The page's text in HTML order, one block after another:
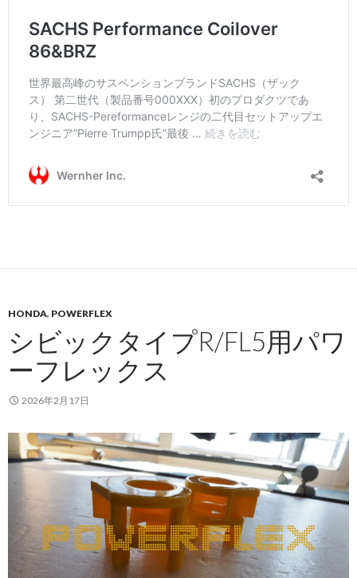
HONDA, POWERFLEX
シビックタイプR/FL5用パワ
ーフレックス
2026年2月17日